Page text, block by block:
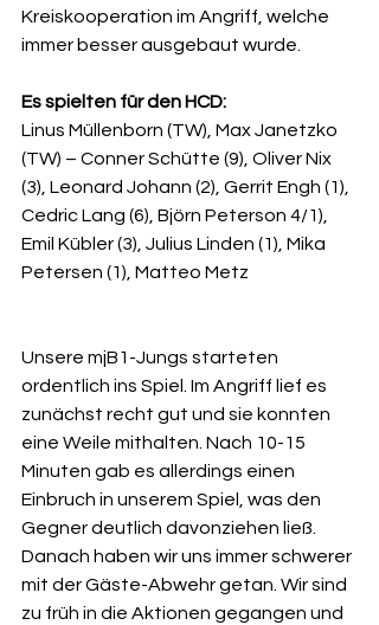
Kreiskooperation im Angriff, welche
immer besser ausgebaut wurde.
Es spielten für den HCD:
Linus Müllenborn (TW), Max Janetzko
(TW) – Conner Schütte (9), Oliver Nix
(3), Leonard Johann (2), Gerrit Engh (1),
Cedric Lang (6), Björn Peterson 4/1),
Emil Kübler (3), Julius Linden (1), Mika
Petersen (1), Matteo Metz
Unsere mjB1-Jungs starteten
ordentlich ins Spiel. Im Angriff lief es
zunächst recht gut und sie konnten
eine Weile mithalten. Nach 10-15
Minuten gab es allerdings einen
Einbruch in unserem Spiel, was den
Gegner deutlich davonziehen ließ.
Danach haben wir uns immer schwerer
mit der Gäste-Abwehr getan. Wir sind
zu früh in die Aktionen gegangen und